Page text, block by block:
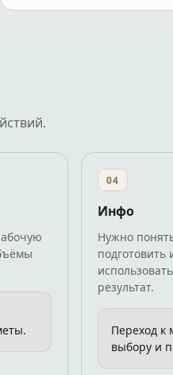
04
Инфо
Нужно
результат.
Переход к
выбору и